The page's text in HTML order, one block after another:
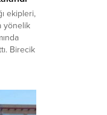
ekipleri,
yönelik
Birecik